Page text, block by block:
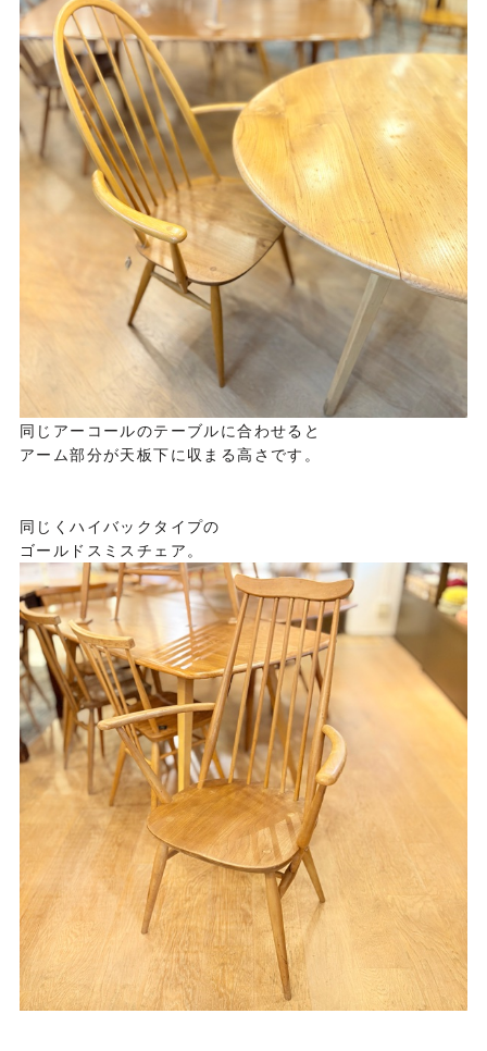
同じアーコールのテーブルに合わせると
アーム部分が天板下に収まる高さです。
同じくハイバックタイプの
ゴールドスミスチェア。